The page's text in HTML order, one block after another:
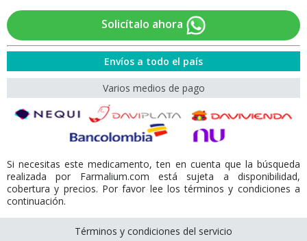
Solicítalo ahora
Envíos a todo el país
Varios medios de pago
Si necesitas este medicamento, ten en cuenta que la búsqueda
realizada por Farmalium.com está sujeta a disponibilidad,
cobertura y precios. Por favor lee los términos y condiciones a
continuación.
Términos y condiciones del servicio